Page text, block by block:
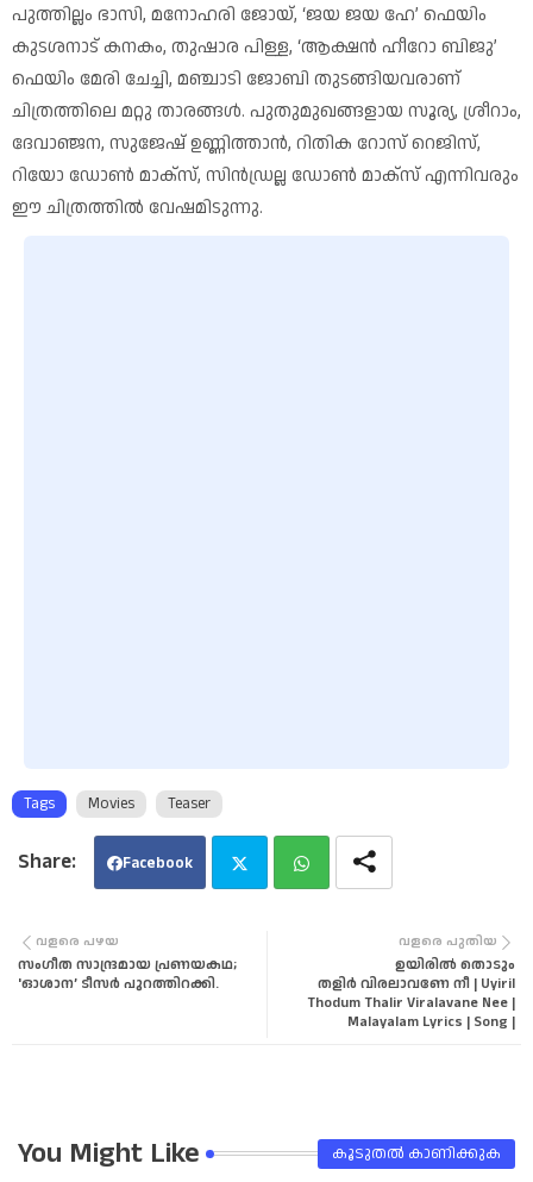
പുത്തില്ലം ഭാസി, മനോഹരി ജോയ്, ‘ജയ ജയ ഹേ’ ഫെയിം
കുടശനാട് കനകം, തുഷാര പിള്ള, ‘ആക്ഷൻ ഹീറോ ബിജു’
ഫെയിം മേരി ചേച്ചി, മഞ്ചാടി ജോബി തുടങ്ങിയവരാണ്
ചിത്രത്തിലെ മറ്റു താരങ്ങൾ. പുതുമുഖങ്ങളായ സൂര്യ, ശ്രീറാം,
ദേവാഞ്ജന, സുജേഷ് ഉണ്ണിത്താൻ, റിതിക റോസ് റെജിസ്,
റിയോ ഡോൺ മാക്സ്, സിൻഡ്രല്ല ഡോൺ മാക്സ് എന്നിവരും
ഈ ചിത്രത്തിൽ വേഷമിടുന്നു.
Tags Movies Teaser
Facebook
tter
വളരെ പുതിയ
ഉയിരിൽ തൊടും
തളിർ വിരലാവണേ നീ | Uyiril
Thodum Thalir Viralavane Nee |
Malayalam Lyrics | Song |
വളരെ പഴയ
സംഗീത സാന്ദ്രമായ പ്രണയകഥ;
'ഓശാന’ ടീസർ പുറത്തിറക്കി.
You Might Like കൂടുതൽ‍ കാണിക്കുക